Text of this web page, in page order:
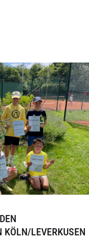
KÖLN/LEVERKUSEN